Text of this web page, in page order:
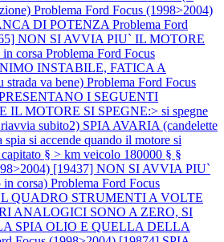
Problema Ford Focus (1998>2004)
DI POTENZA Problema Ford
NON SI AVVIA PIU` IL MOTORE
corsa Problema Ford Focus
INSTABILE, FATICA A
va bene) Problema Ford Focus
I SEGUENTI
IL MOTORE SI SPEGNE:> si spegne
subito2) SPIA AVARIA (candelette
si accende quando il motore si
§ > km veicolo 180000 § §
[19437] NON SI AVVIA PIU`
corsa) Problema Ford Focus
QUADRO STRUMENTI A VOLTE
ANALOGICI SONO A ZERO, SI
SPIA OLIO E QUELLA DELLA